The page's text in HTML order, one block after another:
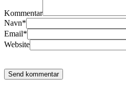
Kommentar
Navn*
Email*
Website
Send kommentar